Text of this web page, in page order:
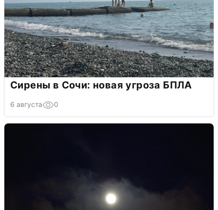
Сирены в Сочи: новая угроза БПЛА
6 августа 0